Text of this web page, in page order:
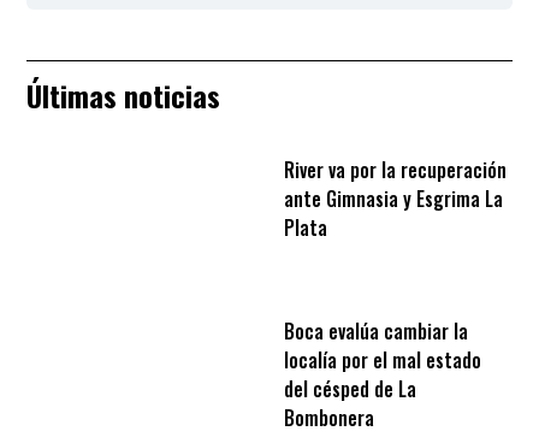
Últimas noticias
River va por la recuperación
ante Gimnasia y Esgrima La
Plata
Boca evalúa cambiar la
localía por el mal estado
del césped de La
Bombonera